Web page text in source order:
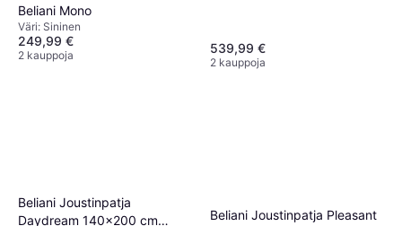
Beliani Mono
Väri: Sininen
249,99 €
2 kauppoja 539,99 €
2 kauppoja
Beliani Joustinpatja
Daydream 140x200 cm
Beliani Joustinpatja Pleasant